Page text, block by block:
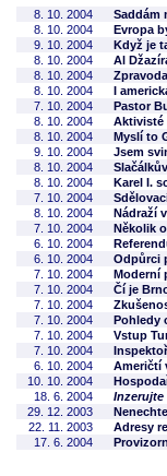
8. 10. 2004
Saddám
8. 10. 2004
Evropa
9. 10. 2004
Když je
8. 10. 2004
Al
8. 10. 2004
8. 10. 2004
I
7. 10. 2004
Pastor
8. 10. 2004
Aktivisté
8. 10. 2004
Myslí to
9. 10. 2004
Jsem
8. 10. 2004
8. 10. 2004
Karel I.
7. 10. 2004
8. 10. 2004
Nádraží
7. 10. 2004
Několik
6. 10. 2004
6. 10. 2004
Odpůrci
7. 10. 2004
Moderní
7. 10. 2004
Čí je
7. 10. 2004
7. 10. 2004
Pohledy
7. 10. 2004
Vstup
7. 10. 2004
6. 10. 2004
Američtí
10. 10. 2004
18. 6. 2004
Inzerujte
29. 12. 2003
22. 11. 2003
Adresy
17. 6. 2004